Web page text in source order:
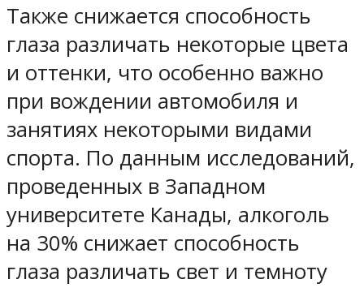
Также снижается способность
глаза различать некоторые цвета
и оттенки, что особенно важно
при вождении автомобиля и
занятиях некоторыми видами
спорта. По данным исследований,
проведенных в Западном
университете Канады, алкоголь
на 30% снижает способность
глаза различать свет и темноту